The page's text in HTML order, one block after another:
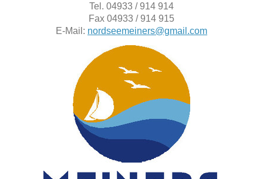
Tel. 04933 / 914 914
Fax 04933 / 914 915
E-Mail: nordseemeiners@gmail.com